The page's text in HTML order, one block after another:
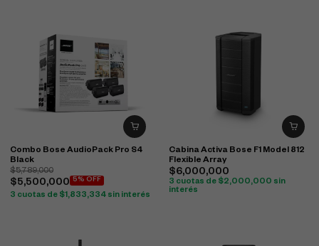
Combo Bose AudioPack Pro S4
Black
$5,789,000
$5,500,000 5% OFF
3 cuotas de $1,833,334 sin interés
Cabina Activa Bose F1 Model 812
Flexible Array
$6,000,000
3 cuotas de $2,000,000 sin
interés